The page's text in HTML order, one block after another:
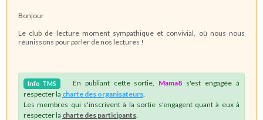
Bonjour
Le club de lecture moment sympathique et convivial, où nous nous
réunissons pour parler de nos lectures !
Info TMS En publiant cette sortie, Mama8 s'est engagée à
respecter la charte des organisateurs
Les membres qui s'inscrivent à la sortie s'engagent quant à eux à
respecter la charte des participants